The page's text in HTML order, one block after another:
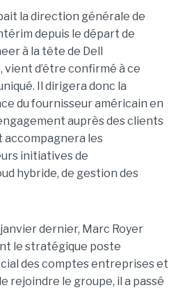
la direction générale de
depuis le départ de
à la tête de Dell
vient d’être confirmé à ce
Il dirigera donc la
du fournisseur américain en
auprès des clients
accompagnera les
initiatives de
hybride, de gestion des
dernier, Marc Royer
le stratégique poste
des comptes entreprises et
rejoindre le groupe, il a passé